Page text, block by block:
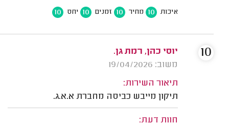
איכות 10 מחיר 10 זמנים 10 יחס 10
יוסי כהן, רמת גן.
משוב: 19/04/2026
תיאור השירות:
תיקון מייבש כביסה מחברת א.א.ג.
חוות דעת:
10